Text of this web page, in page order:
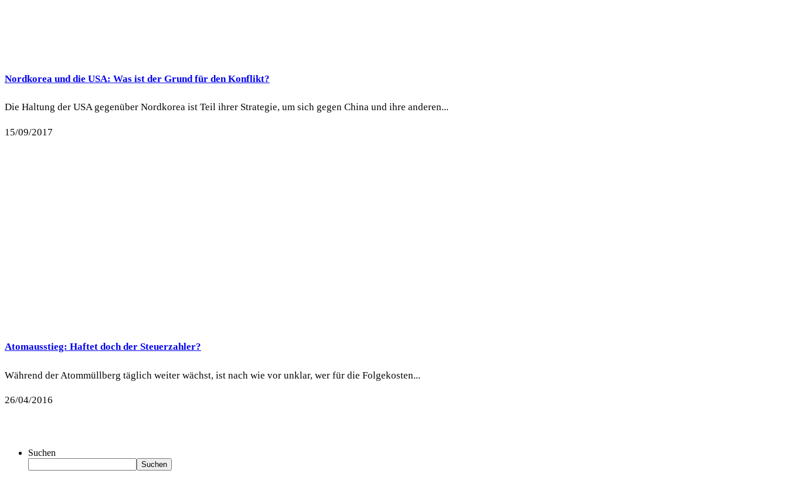
Nordkorea und die USA: Was ist der Grund für den Konflikt?
Die Haltung der USA gegenüber Nordkorea ist Teil ihrer Strategie, um sich gegen China und ihre anderen...
15/09/2017
Atomausstieg: Haftet doch der Steuerzahler?
Während der Atommüllberg täglich weiter wächst, ist nach wie vor unklar, wer für die Folgekosten...
26/04/2016
Suchen
Suchen